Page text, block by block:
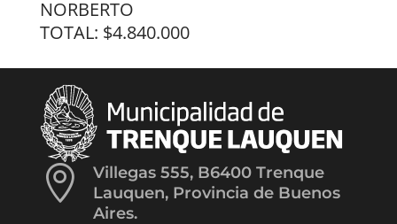
NORBERTO
TOTAL: $4.840.000

Villegas 555, B6400 Trenque
Lauquen, Provincia de Buenos
Aires.